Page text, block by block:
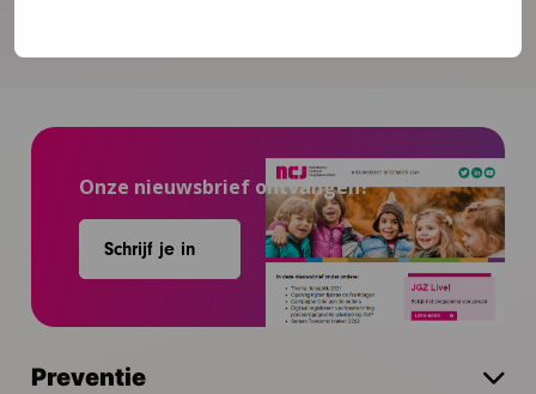
Onze nieuwsbrief ontvangen?
Schrijf je in
Preventie